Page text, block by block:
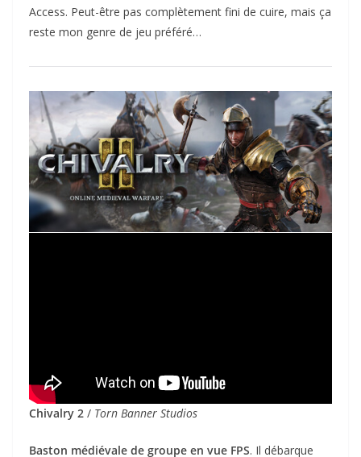
Access. Peut-être pas complètement fini de cuire, mais ça
reste mon genre de jeu préféré…
Chivalry 2 / Torn Banner Studios
Baston médiévale de groupe en vue FPS. Il débarque